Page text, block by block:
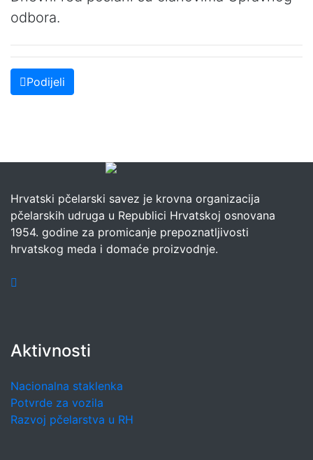
odbora.
Podijeli
Hrvatski pčelarski savez je krovna organizacija
pčelarskih udruga u Republici Hrvatskoj osnovana
1954. godine za promicanje prepoznatljivosti
hrvatskog meda i domaće proizvodnje.
Aktivnosti
Nacionalna staklenka
Potvrde za vozila
Razvoj pčelarstva u RH